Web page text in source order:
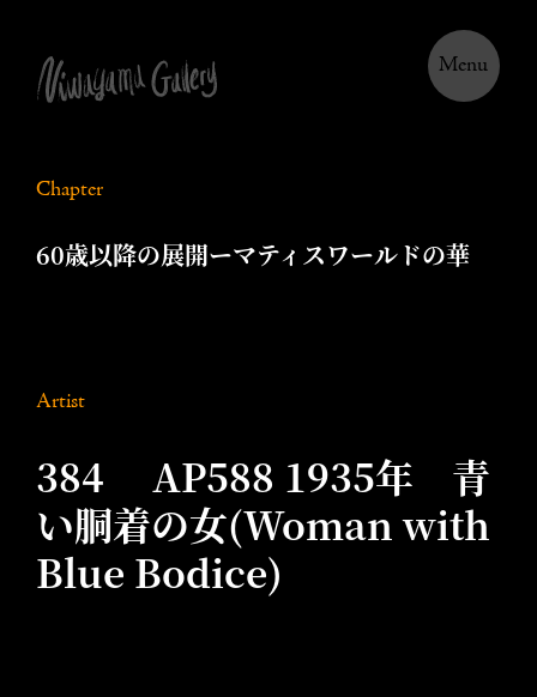
Menu
Chapter
60歳以降の展開ーマティスワールドの華
Artist
384 AP588 1935年 青
い胴着の女(Woman with
Blue Bodice)